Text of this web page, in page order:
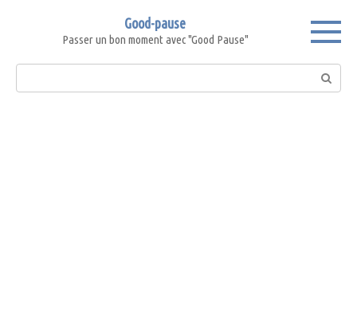
Good-pause
Passer un bon moment avec "Good Pause"
Search: